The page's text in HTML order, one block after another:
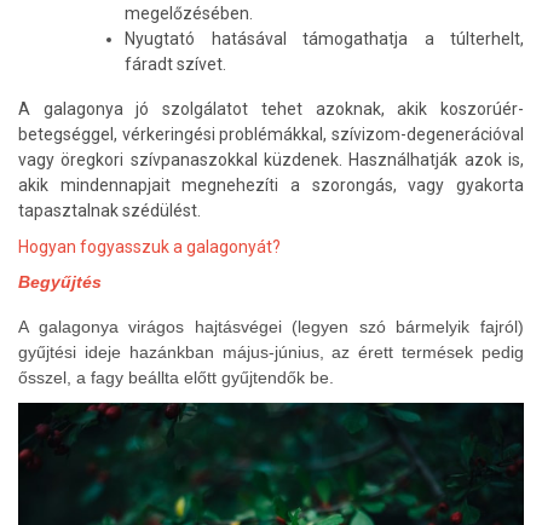
megelőzésében.
Nyugtató hatásával támogathatja a túlterhelt,
fáradt szívet.
A galagonya jó szolgálatot tehet azoknak, akik koszorúér-
betegséggel, vérkeringési problémákkal, szívizom-degenerációval
vagy öregkori szívpanaszokkal küzdenek. Használhatják azok is,
akik mindennapjait megnehezíti a szorongás, vagy gyakorta
tapasztalnak szédülést.
Hogyan fogyasszuk a galagonyát?
Begyűjtés
A galagonya virágos hajtásvégei (legyen szó bármelyik fajról)
gyűjtési ideje hazánkban május-június, az érett termések pedig
ősszel, a fagy beállta előtt gyűjtendők be.